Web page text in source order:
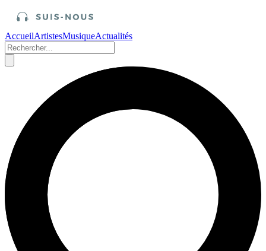
AccueilArtistesMusiqueActualités